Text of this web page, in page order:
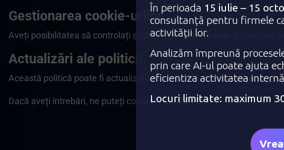
Gestionarea cookie-urilor
Aveți posibilitatea să controlați și să ștergeți cookie-urile din
Actualizări ale politicii
Această politică poate fi actualizată periodic. Vă recomandăm să
Dacă aveți întrebări, ne puteți contacta la office@editsoft.ro.
În perioada 15 iulie – 15
consultanță pentru firmele
activității lor.
Analizăm împreună
prin care AI-ul poate ajuta
eficientiza activitatea internă.
Locuri limitate: maximum